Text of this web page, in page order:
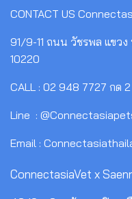
CONTACT US
91/9-11 ถนน วัชรพล แขวง
10220
CALL : 02 948 7727 กด 2
Line :
Email :
ConnectasiaVet x